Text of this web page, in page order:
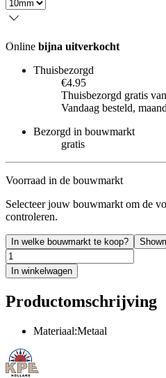
Online bijna uitverkocht
Thuisbezorgd
€4.95
Thuisbezorgd gratis
Vandaag besteld,
Bezorgd in bouwmarkt
gratis
Voorraad in de bouwmarkt
Selecteer jouw bouwmarkt om de
controleren.
In welke bouwmarkt te koop?
In winkelwagen
Productomschrijving
Materiaal:Metaal